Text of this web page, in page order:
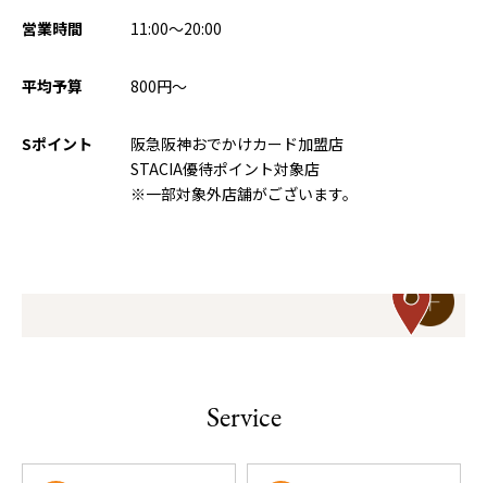
営業時間 11:00～20:00
平均予算 800円～
Sポイント
阪急阪神おでかけカード加盟店
STACIA優待ポイント対象店
※一部対象外店舗がございます。
Service